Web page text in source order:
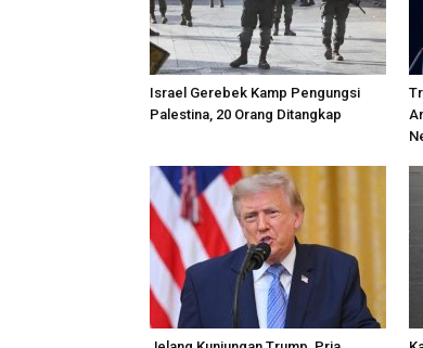
Israel Gerebek Kamp Pengungsi
Palestina, 20 Orang Ditangkap